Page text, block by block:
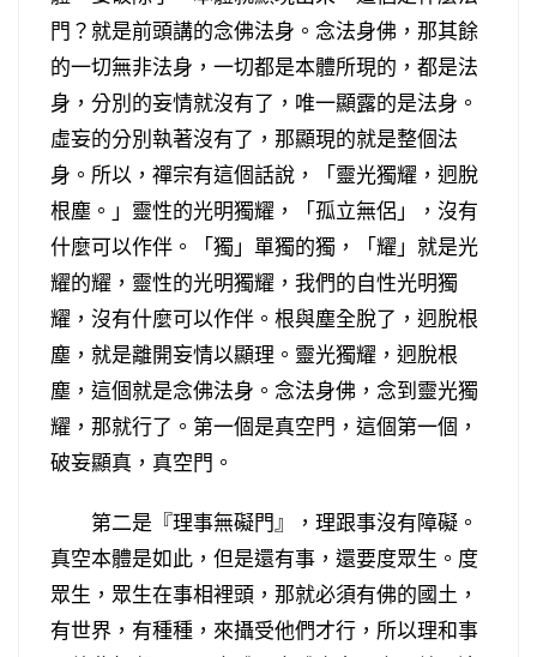
門？就是前頭講的念佛法身。念法身佛，那其餘
的一切無非法身，一切都是本體所現的，都是法
身，分別的妄情就沒有了，唯一顯露的是法身。
虛妄的分別執著沒有了，那顯現的就是整個法
身。所以，禪宗有這個話說，「靈光獨耀，迥脫
根塵。」靈性的光明獨耀，「孤立無侶」，沒有
什麼可以作伴。「獨」單獨的獨，「耀」就是光
耀的耀，靈性的光明獨耀，我們的自性光明獨
耀，沒有什麼可以作伴。根與塵全脫了，迥脫根
塵，就是離開妄情以顯理。靈光獨耀，迥脫根
塵，這個就是念佛法身。念法身佛，念到靈光獨
耀，那就行了。第一個是真空門，這個第一個，
破妄顯真，真空門。
第二是『理事無礙門』，理跟事沒有障礙。
真空本體是如此，但是還有事，還要度眾生。度
眾生，眾生在事相裡頭，那就必須有佛的國土，
有世界，有種種，來攝受他們才行，所以理和事